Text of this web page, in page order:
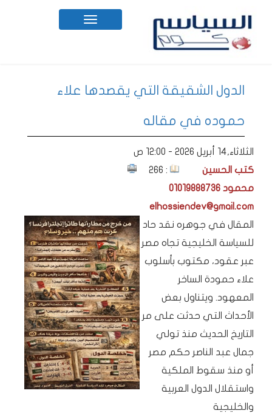
Toggle
navigation
الدول الشقيقة التي يقصدها علاء
حموده في مقاله
الثلاثاء,14 أبريل 2026 - 12:00 ص
: 266
كتب الحسين
محمود 01019888736
elhossiendev@gmail.com
المقال في جوهره نقد حاد
للسياسة الخليجية تجاه مصر
عبر عقود، مكتوب بأسلوب
علاء حمودة الساخر
المعهود. ويتناول بعض
الأحداث التي حدثت على مر
التاريخ الحديث منذ تولي
جمال عبد الناصر حكم مصر
أو منذ سقوط الملكية
واستقلال الدول العربية
والخليجية